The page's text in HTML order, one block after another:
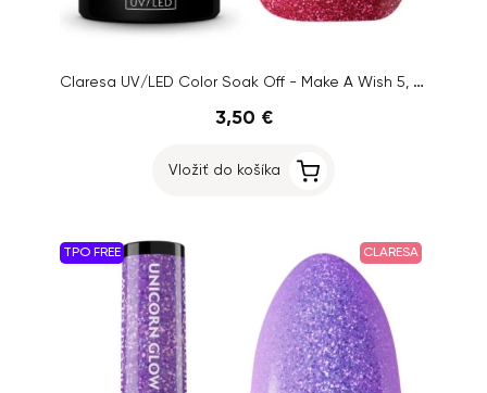
Claresa UV/LED Color Soak Off - Make A Wish 5, 5g
3,50 €
Vložiť do košíka
TPO FREE CLARESA